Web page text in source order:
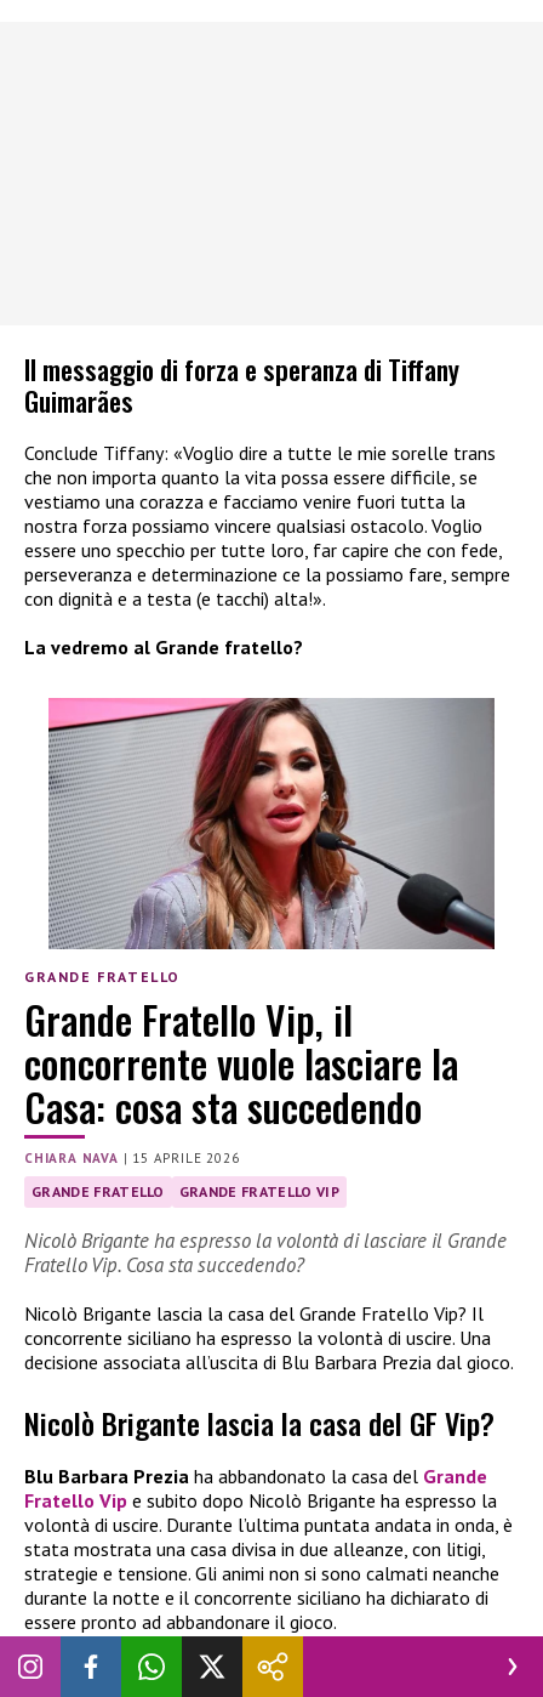
Il messaggio di forza e speranza di Tiffany
Guimarães
Conclude Tiffany: «Voglio dire a tutte le mie sorelle trans
che non importa quanto la vita possa essere difficile, se
vestiamo una corazza e facciamo venire fuori tutta la
nostra forza possiamo vincere qualsiasi ostacolo. Voglio
essere uno specchio per tutte loro, far capire che con fede,
perseveranza e determinazione ce la possiamo fare, sempre
con dignità e a testa (e tacchi) alta!».
La vedremo al Grande fratello?
GRANDE FRATELLO
Grande Fratello Vip, il
concorrente vuole lasciare la
Casa: cosa sta succedendo
CHIARA NAVA | 15 APRILE 2026
GRANDE FRATELLO GRANDE FRATELLO VIP
Nicolò Brigante ha espresso la volontà di lasciare il Grande
Fratello Vip. Cosa sta succedendo?
Nicolò Brigante lascia la casa del Grande Fratello Vip? Il
concorrente siciliano ha espresso la volontà di uscire. Una
decisione associata all’uscita di Blu Barbara Prezia dal gioco.
Nicolò Brigante lascia la casa del GF Vip?
Blu Barbara Prezia ha abbandonato la casa del Grande
Fratello Vip e subito dopo Nicolò Brigante ha espresso la
volontà di uscire. Durante l’ultima puntata andata in onda, è
stata mostrata una casa divisa in due alleanze, con litigi,
strategie e tensione. Gli animi non si sono calmati neanche
durante la notte e il concorrente siciliano ha dichiarato di
essere pronto ad abbandonare il gioco.